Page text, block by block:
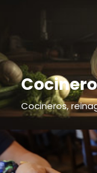
Cocineros,